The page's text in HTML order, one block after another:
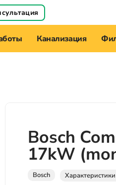
Канализация
Bosch
17kW
Bosch Характеристики